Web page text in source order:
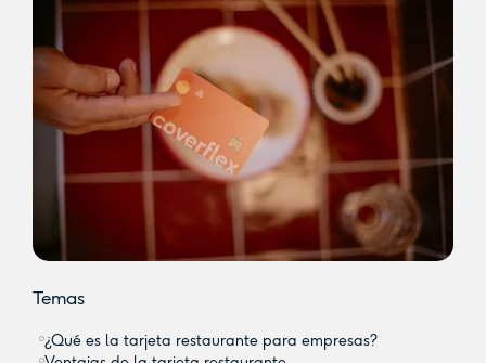
Temas
¿Qué es la tarjeta restaurante para empresas?